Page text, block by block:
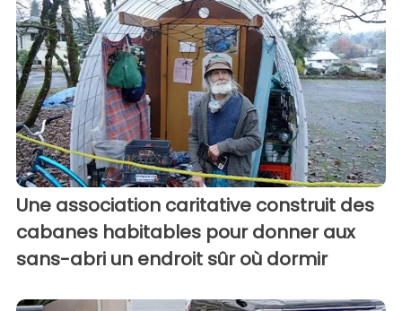
Une association caritative construit des
cabanes habitables pour donner aux
sans-abri un endroit sûr où dormir